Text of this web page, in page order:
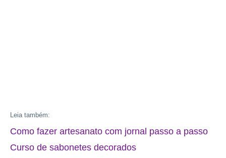
Leia também:
Como fazer artesanato com jornal passo a passo
Curso de sabonetes decorados